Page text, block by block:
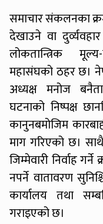
समाचार संकलनका
देखाउने वा
लोकतान्त्रिक
महासंघको ठहर छ।
अध्यक्ष मनोज बनैता
घटनाको निष्पक्ष
कानुनबमोजिम
माग गरिएको छ।
जिम्मेवारी निर्वाह
नपर्ने वातावरण
कार्यालय तथा
गराइएको छ।